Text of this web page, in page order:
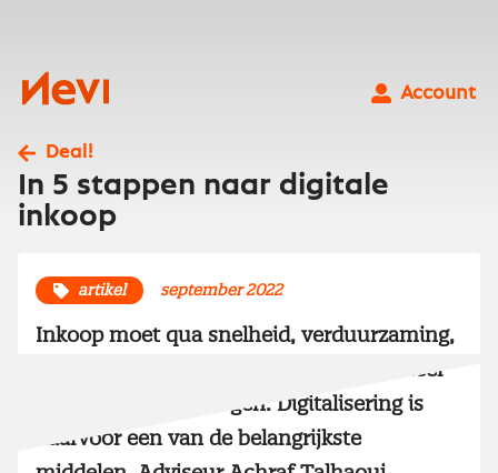
Nevi
Account
Deal!
In 5 stappen naar digitale
inkoop
artikel september 2022
Inkoop moet qua snelheid, verduurzaming,
innovatie en risicomanagement veel meer
waarde gaan toevoegen. Digitalisering is
daarvoor een van de belangrijkste